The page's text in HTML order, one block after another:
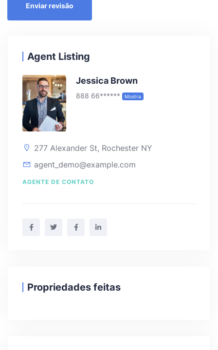
Agent Listing
Jessica Brown
888 66****** Mostra
277 Alexander St, Rochester NY
agent_demo@example.com
AGENTE DE CONTATO
Propriedades feitas